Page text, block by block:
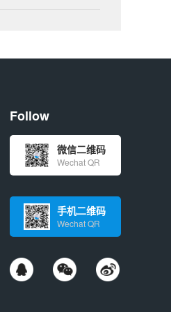
Follow
微信二维码
Wechat QR
手机二维码
Wechat QR